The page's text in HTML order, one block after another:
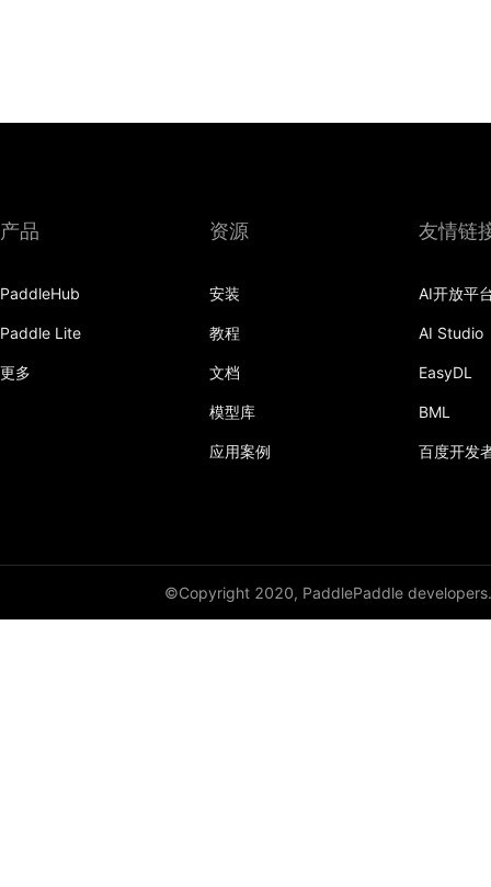
产品
PaddleHub
Paddle Lite
更多
资源
安装
教程
文档
模型库
应用案例
友情链
AI开放平
AI Studio
EasyDL
BML
百度开发
©Copyright 2020, PaddlePaddle developers.